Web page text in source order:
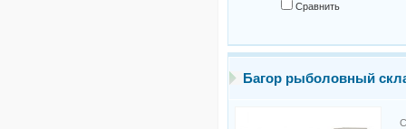
Сравнить
Багор рыболовный